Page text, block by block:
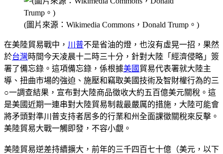
(圖片來源：Wikimedia Commons，Donald Trump。)
在美陸貿易戰中， 川普不是省油的燈，也沒有虛晃一招，果然
於台灣時間今天凌晨十二時三十分，針對大陸「經濟侵略」簽
署了備忘錄。這項備忘錄，係根據美國 貿易代表署就大陸主
導、扭曲市場的強迫、施壓和竊取美國技術及智財權行為的三
○一調查結果，宣布對大陸商品徵收大約五百億美元關稅。這
是美國近期一連串對大陸貿易制裁最嚴厲的措施，大陸可能會
將矛頭對準川普支持者居多的行業和州全面課徵關稅來反擊。
美陸貿易大戰一觸即發，不容小覷。
美陸貿易逆差持續擴大，前年的三千四百七十億（美元，以下